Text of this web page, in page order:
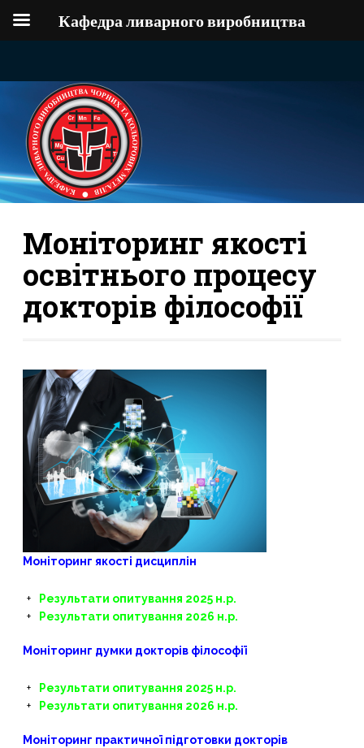
Моніторинг якості
освітнього процесу
докторів філософії
Моніторинг якості дисциплін
Результати опитування 2025 н.р.
Результати опитування 2026 н.р.
Моніторинг думки докторів філософії
Результати опитування 2025 н.р.
Результати опитування 2026 н.р.
Моніторинг практичної підготовки докторів
Кафедра ливарного виробництва